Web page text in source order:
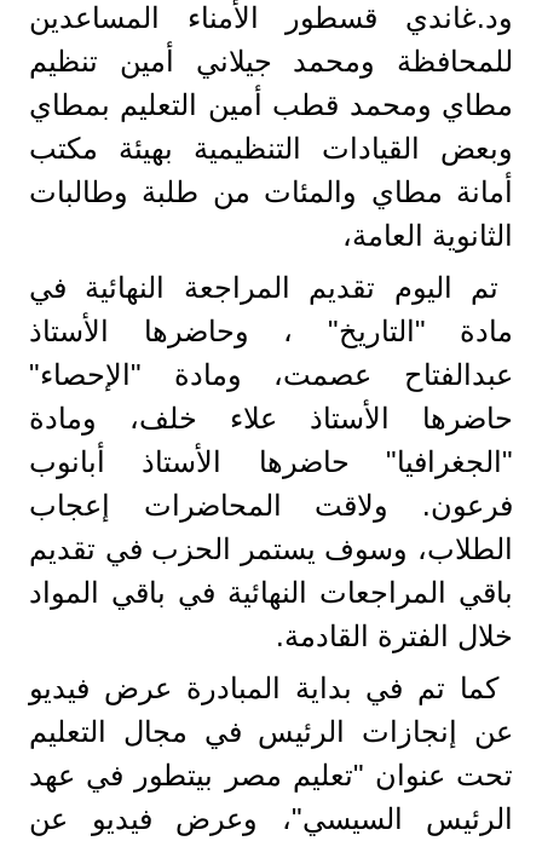
ود.غاندي قسطور الأمناء المساعدين
للمحافظة ومحمد جيلاني أمين تنظيم
مطاي ومحمد قطب أمين التعليم بمطاي
وبعض القيادات التنظيمية بهيئة مكتب
أمانة مطاي والمئات من طلبة وطالبات
الثانوية العامة،
تم اليوم تقديم المراجعة النهائية في
مادة "التاريخ" ، وحاضرها الأستاذ
عبدالفتاح عصمت، ومادة "الإحصاء"
حاضرها الأستاذ علاء خلف، ومادة
"الجغرافيا" حاضرها الأستاذ أبانوب
فرعون. ولاقت المحاضرات إعجاب
الطلاب، وسوف يستمر الحزب في تقديم
باقي المراجعات النهائية في باقي المواد
خلال الفترة القادمة.
كما تم في بداية المبادرة عرض فيديو
عن إنجازات الرئيس في مجال التعليم
تحت عنوان "تعليم مصر بيتطور في عهد
الرئيس السيسي"، وعرض فيديو عن